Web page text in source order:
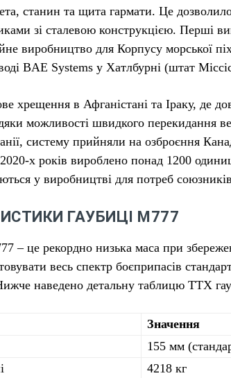
станин та щита гармати. Це
зі сталевою конструкцією. Перші
виробництво для Корпусу
BAE Systems у Хатлбурні (штат
в Афганістані та Іраку, де
можливості швидкого перекидання
систему прийняли на озброєння
х років вироблено понад 1200
у виробництві для потреб
ГАУБИЦІ М777
– це рекордно низька маса при
весь спектр боєприпасів
наведено детальну таблицю ТТХ
Значення
155 мм
4218 кг